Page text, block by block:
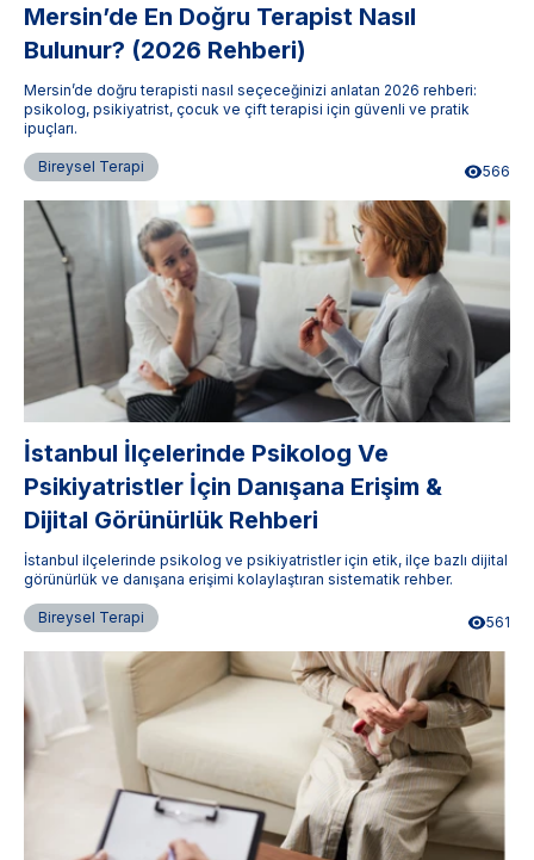
Mersin’de En Doğru Terapist Nasıl
Bulunur? (2026 Rehberi)
Mersin’de doğru terapisti nasıl seçeceğinizi anlatan 2026 rehberi:
psikolog, psikiyatrist, çocuk ve çift terapisi için güvenli ve pratik
ipuçları.
Bireysel Terapi 566
İstanbul İlçelerinde Psikolog Ve
Psikiyatristler İçin Danışana Erişim &
Dijital Görünürlük Rehberi
İstanbul ilçelerinde psikolog ve psikiyatristler için etik, ilçe bazlı dijital
görünürlük ve danışana erişimi kolaylaştıran sistematik rehber.
Bireysel Terapi 561